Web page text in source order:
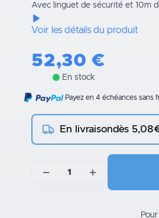
Avec linguet de sécurité et 10m
Voir les détails du produit
52,30 €
En stock
Payez en 4 échéances sans
En livraisondès
1